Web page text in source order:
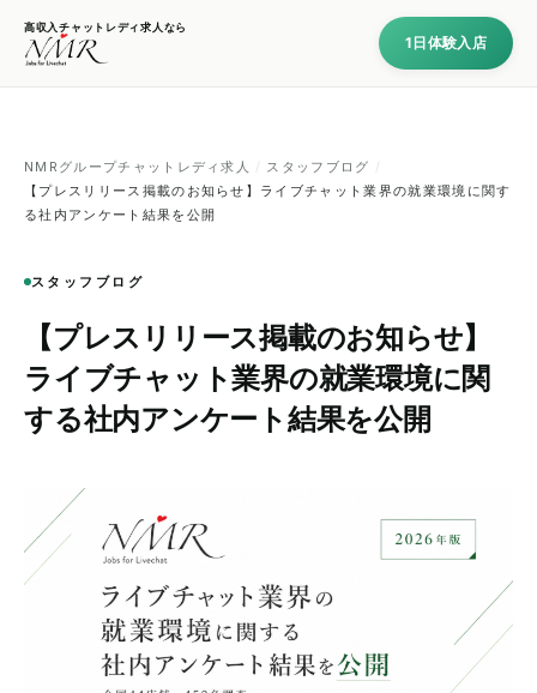
高収入チャットレディ求人なら
1日体験入店
NMRグループチャットレディ求人 / スタッフブログ /
【プレスリリース掲載のお知らせ】ライブチャット業界の就業環境に関す
る社内アンケート結果を公開
スタッフブログ
【プレスリリース掲載のお知らせ】
ライブチャット業界の就業環境に関
する社内アンケート結果を公開